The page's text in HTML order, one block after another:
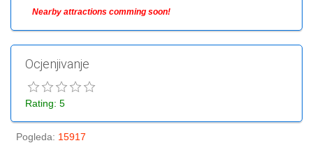
Nearby attractions comming soon!
Ocjenjivanje
Rating: 5
Pogleda: 15917